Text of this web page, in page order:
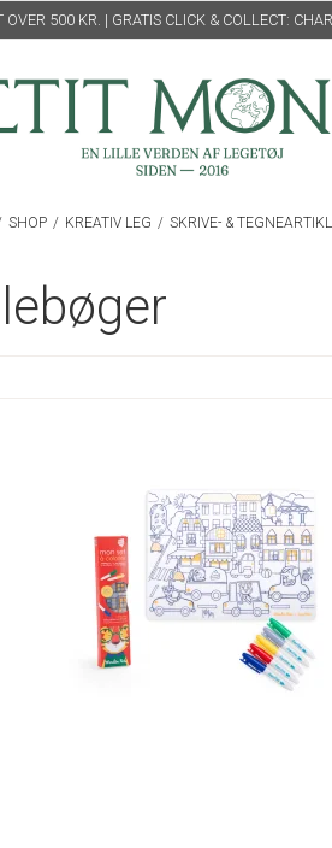
OVER 500 KR. | GRATIS CLICK & COLLECT:
SHOP / KREATIV LEG / SKRIVE- &